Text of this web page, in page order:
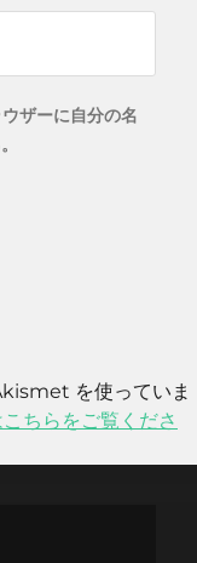
ザーに自分の名
を使っていま
ちらをご覧くださ